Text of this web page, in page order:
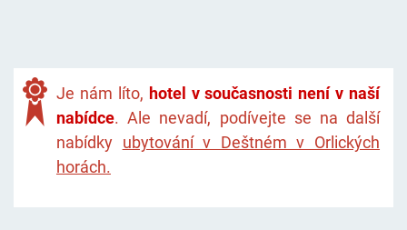
Je nám líto, hotel v současnosti není v naší
nabídce. Ale nevadí, podívejte se na další
nabídky ubytování v Deštném v Orlických
horách.